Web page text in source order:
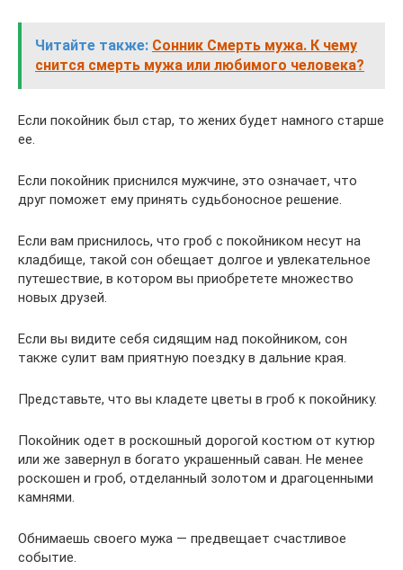
Читайте также: Сонник Смерть мужа. К чему
снится смерть мужа или любимого человека?
Если покойник был стар, то жених будет намного старше
ее.
Если покойник приснился мужчине, это означает, что
друг поможет ему принять судьбоносное решение.
Если вам приснилось, что гроб с покойником несут на
кладбище, такой сон обещает долгое и увлекательное
путешествие, в котором вы приобретете множество
новых друзей.
Если вы видите себя сидящим над покойником, сон
также сулит вам приятную поездку в дальние края.
Представьте, что вы кладете цветы в гроб к покойнику.
Покойник одет в роскошный дорогой костюм от кутюр
или же завернул в богато украшенный саван. Не менее
роскошен и гроб, отделанный золотом и драгоценными
камнями.
Обнимаешь своего мужа — предвещает счастливое
событие.